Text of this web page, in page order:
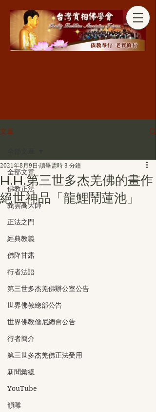
分享
文章
全部文章
佛教正法
義雲高大師
正法之門
經典教義
佛降甘露
行者法語
第三世多杰羌佛辦公室公告
世界佛教總部公告
世界佛教僧尼總會公告
行者簡介
第三世多杰羌佛正法受用
新聞彙總
YouTube
韻雕
H.H.第三世多杰羌佛的畫作
絕世神品「龍鯉鬧蓮池」
2021年8月9日 讀畢需時 3 分鐘